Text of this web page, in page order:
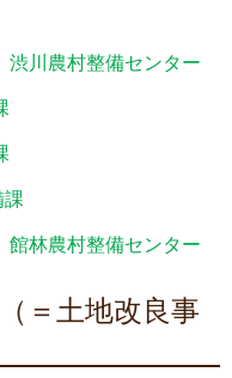
渋川農村整備センター
課
館林農村整備センター
＝土地改良事